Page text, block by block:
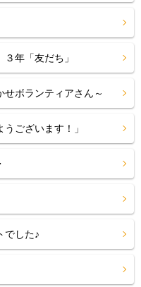
年「友だち」
ボランティアさん～
ございます！」
でした♪